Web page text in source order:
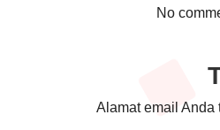
No
Alamat email